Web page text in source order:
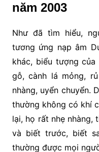
năm 2003
Như đã tìm hiểu,
tương ứng nạp âm
khác, biểu tượng
gỗ, cành lá mỏng,
nhàng, uyển chuyển.
thường không có khí
lại, họ rất nhẹ nhàng,
và biết trước, biết
thường được mọi